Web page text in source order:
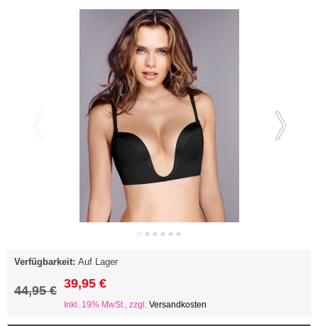
Verfügbarkeit: Auf Lager
44,95 € 39,95 €
Inkl. 19% MwSt., zzgl. Versandkosten